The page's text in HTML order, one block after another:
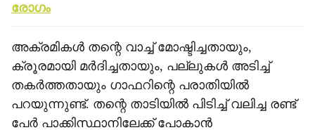
രോഗം
അക്രമികള്‍ തന്റെ വാച്ച് മോഷ്ടിച്ചതായും,
ക്രൂരമായി മര്‍ദിച്ചതായും, പല്ലുകള്‍ അടിച്ച്
തകര്‍ത്തതായും ഗാഫറിന്റെ പരാതിയില്‍
പറയുന്നുണ്ട്. തന്റെ താടിയില്‍ പിടിച്ച് വലിച്ച രണ്ട്
പേര്‍ പാക്കിസ്ഥാനിലേക്ക് പോകാന്‍